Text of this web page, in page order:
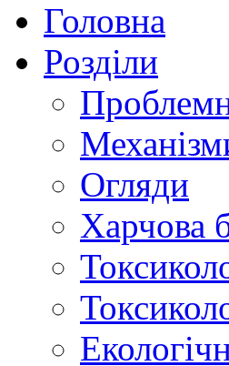
Головна
Розділи
Огляди
Харчова